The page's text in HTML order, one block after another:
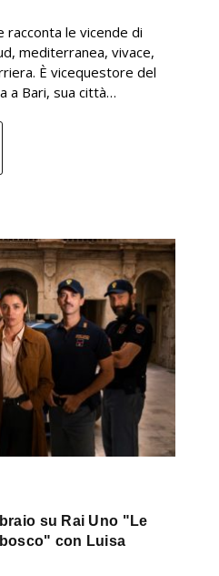
racconta le vicende di
mediterranea, vivace,
È vicequestore del
a Bari, sua città…
su Rai Uno "Le
con Luisa